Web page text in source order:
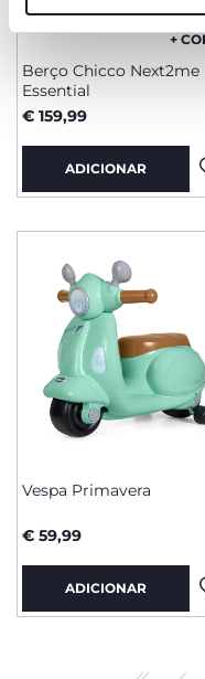
funcionamento desta
+
Berço Chicco Next2me
Essential
€ 159,99
ADICIONAR
Vespa Primavera
€ 59,99
ADICIONAR